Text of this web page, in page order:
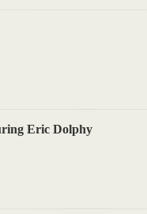
Eric Dolphy